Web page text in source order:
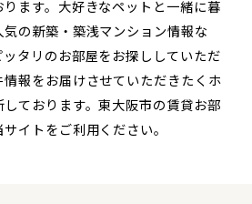
ます。大好きなペットと一緒に暮
の新築・築浅マンション情報な
タリのお部屋をお探ししていただ
報をお届けさせていただきたくホ
ております。東大阪市の賃貸お部
イトをご利用ください。